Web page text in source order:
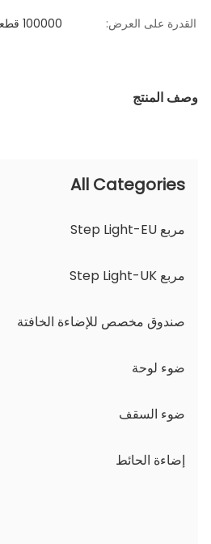
القدرة على العرض: 100000 قطعة شهريا
وصف المنتج
All Categories
مربع Step Light-EU
مربع Step Light-UK
صندوق مخصص للإضاءة الخافتة
ضوء لوحة
سلسلة JDL
سلسلة DSDL
ضوء السقف
سلسلة JCL
إضاءة الحائط